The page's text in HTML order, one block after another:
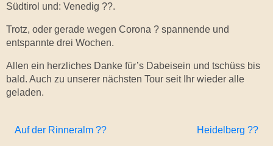
Südtirol und: Venedig ??.
Trotz, oder gerade wegen Corona ? spannende und
entspannte drei Wochen.
Allen ein herzliches Danke für’s Dabeisein und tschüss bis
bald. Auch zu unserer nächsten Tour seit Ihr wieder alle
geladen.
Auf der Rinneralm ?? Heidelberg ??